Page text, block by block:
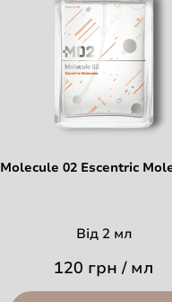
Molecule 02 Escentric
Від 2 мл
120 грн / мл